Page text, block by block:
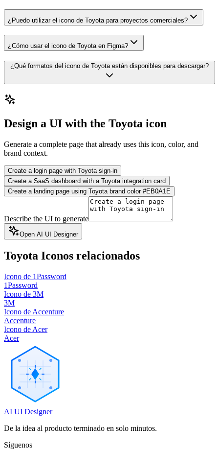
¿Puedo utilizar el icono de Toyota para proyectos comerciales?
¿Cómo usar el icono de Toyota en Figma?
¿Qué formatos del icono de Toyota están disponibles para descargar?
Design a UI with the Toyota icon
Generate a complete page that already uses this icon, color, and
brand context.
Create a login page with Toyota sign-in
Create a SaaS dashboard with a Toyota integration card
Create a landing page using Toyota brand color #EB0A1E
Describe the UI to generate
Open AI UI Designer
Toyota Iconos relacionados
Icono de 1Password
1Password
Icono de 3M
3M
Icono de Accenture
Accenture
Icono de Acer
Acer
AI UI Designer
De la idea al producto terminado en solo minutos.
Síguenos